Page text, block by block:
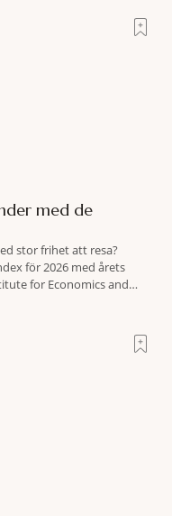
med de
stor frihet att resa?
för 2026 med årets
for Economics and